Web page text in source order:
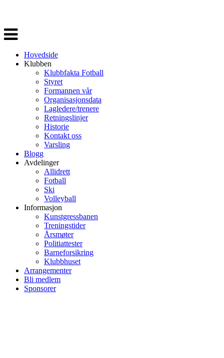
Veksle
navigasjon
Hovedside
Klubben
Klubbfakta Fotball
Styret
Formannen vår
Organisasjonsdata
Lagledere/trenere
Retningslinjer
Historie
Kontakt oss
Varsling
Blogg
Avdelinger
Allidrett
Fotball
Ski
Volleyball
Informasjon
Kunstgressbanen
Treningstider
Årsmøter
Politiattester
Barneforsikring
Klubbhuset
Arrangementer
Bli medlem
Sponsorer